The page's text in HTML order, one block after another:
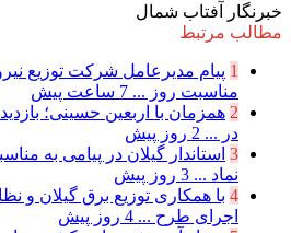
خبرنگار آفتاب شمال
مطالب مرتبط
1 پیام مدیرعامل شركت توزیع
مناسبت روز ... 7 ساعت پیش
2 همزمان با اربعین حسینی؛
در ... 2 روز پیش
3 استاندار گیلان در پیامی به
نماد ... 3 روز پیش
4 با همکاری توزیع برق گیلان و
اجرای طرح ... 4 روز پیش